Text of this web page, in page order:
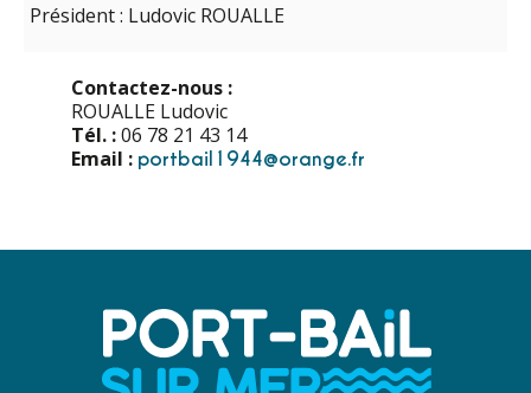
Président : Ludovic ROUALLE
Contactez-nous :
ROUALLE Ludovic
Tél. :06 78 21 43 14
Email : portbail1944@orange.fr